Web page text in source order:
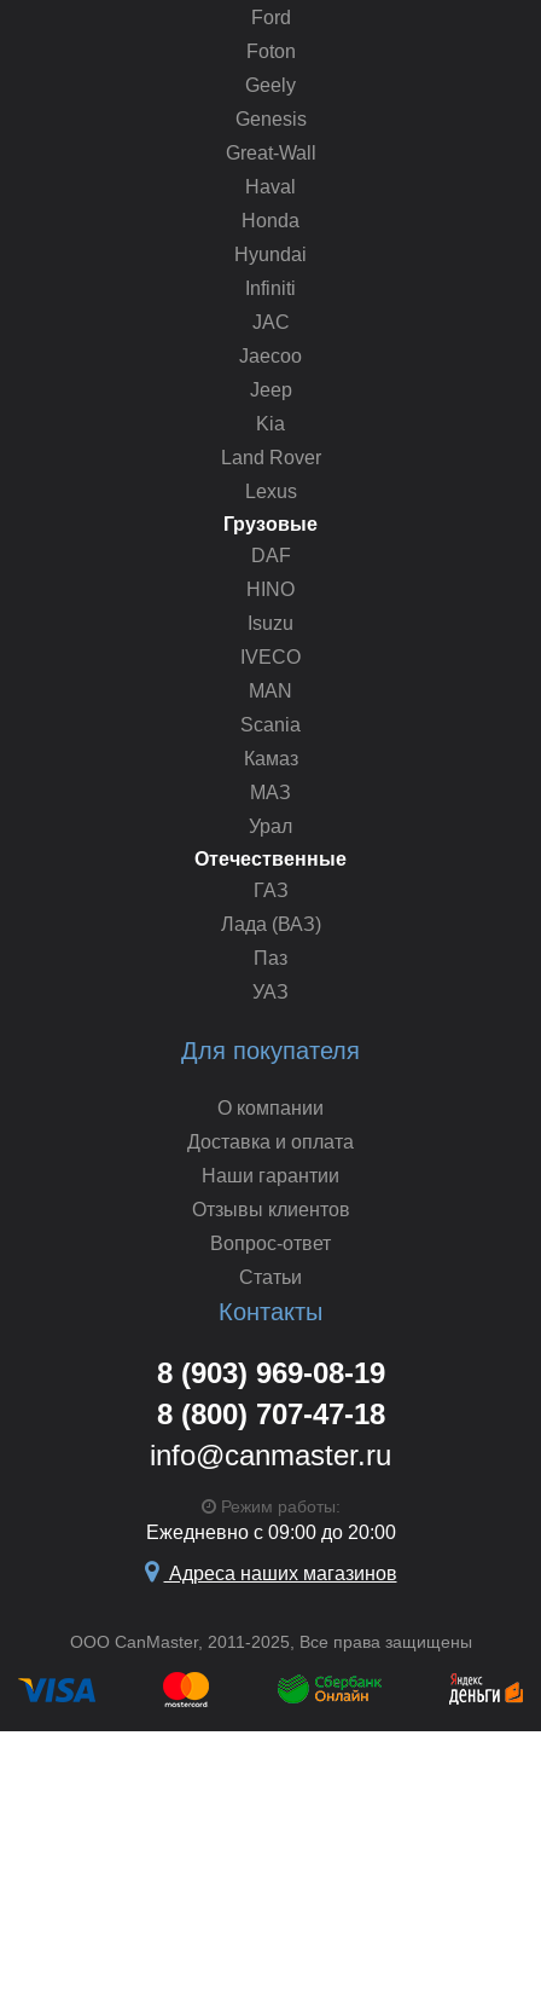
Ford
Foton
Geely
Genesis
Great-Wall
Haval
Honda
Hyundai
Infiniti
JAC
Jaecoo
Jeep
Kia
Land Rover
Lexus
Грузовые
DAF
HINO
Isuzu
IVECO
MAN
Scania
Камаз
МАЗ
Урал
Отечественные
ГАЗ
Лада (ВАЗ)
Паз
УАЗ
Для покупателя
О компании
Доставка и оплата
Наши гарантии
Отзывы клиентов
Вопрос-ответ
Статьи
Контакты
8 (903) 969-08-19
8 (800) 707-47-18
info@canmaster.ru
Режим работы:
Ежедневно с 09:00 до 20:00
Адреса наших магазинов
ООО CanMaster, 2011-2025, Все права защищены